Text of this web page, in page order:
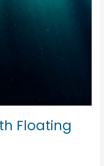
Floating